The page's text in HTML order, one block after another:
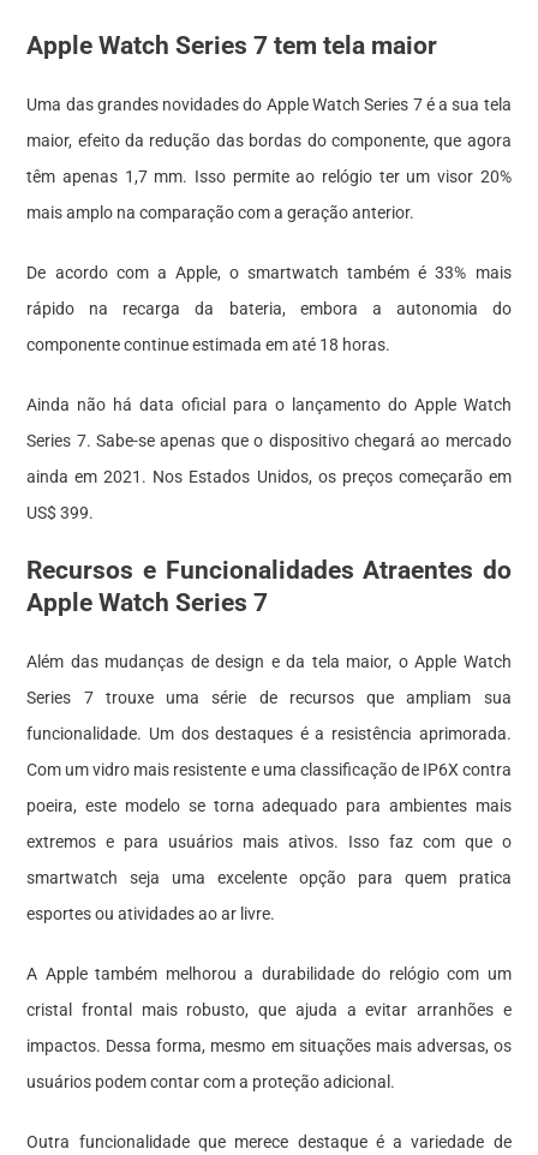
Apple Watch Series 7 tem tela maior
Uma das grandes novidades do Apple Watch Series 7 é a sua tela
maior, efeito da redução das bordas do componente, que agora
têm apenas 1,7 mm. Isso permite ao relógio ter um visor 20%
mais amplo na comparação com a geração anterior.
De acordo com a Apple, o smartwatch também é 33% mais
rápido na recarga da bateria, embora a autonomia do
componente continue estimada em até 18 horas.
Ainda não há data oficial para o lançamento do Apple Watch
Series 7. Sabe-se apenas que o dispositivo chegará ao mercado
ainda em 2021. Nos Estados Unidos, os preços começarão em
US$ 399.
Recursos e Funcionalidades Atraentes do
Apple Watch Series 7
Além das mudanças de design e da tela maior, o Apple Watch
Series 7 trouxe uma série de recursos que ampliam sua
funcionalidade. Um dos destaques é a resistência aprimorada.
Com um vidro mais resistente e uma classificação de IP6X contra
poeira, este modelo se torna adequado para ambientes mais
extremos e para usuários mais ativos. Isso faz com que o
smartwatch seja uma excelente opção para quem pratica
esportes ou atividades ao ar livre.
A Apple também melhorou a durabilidade do relógio com um
cristal frontal mais robusto, que ajuda a evitar arranhões e
impactos. Dessa forma, mesmo em situações mais adversas, os
usuários podem contar com a proteção adicional.
Outra funcionalidade que merece destaque é a variedade de